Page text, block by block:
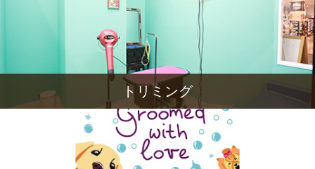
トリミング